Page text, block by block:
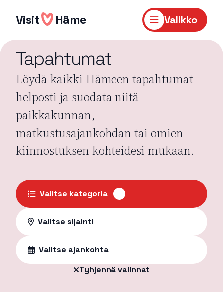
sisältöön
Visit Häme Valikko
Tapahtumat
Löydä kaikki Hämeen tapahtumat
helposti ja suodata niitä
paikkakunnan,
matkustusajankohdan tai omien
kiinnostuksen kohteidesi mukaan.
Valitse kategoria
Valitse sijainti
Valitse ajankohta
Tyhjennä valinnat